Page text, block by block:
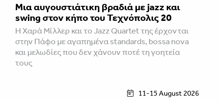
Μια αυγουστιάτικη βραδιά με jazz και
swing στον κήπο του Τεχνόπολις 20
Η Χαρά Μίλλερ και το Jazz Quartet της έρχονται
στην Πάφο με αγαπημένα standards, bossa nova
και μελωδίες που δεν χάνουν ποτέ τη γοητεία
τους
11-15 August 2026